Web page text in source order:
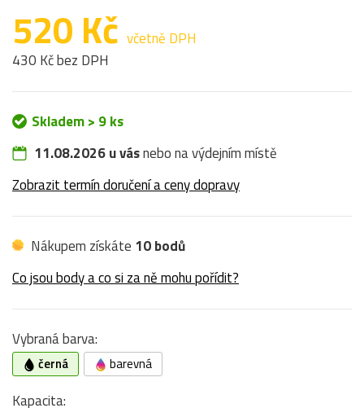
520 Kč včetně DPH
430 Kč bez DPH
Skladem > 9 ks
11.08.2026 u vásnebo na výdejním místě
Zobrazit termín doručení a ceny dopravy
Nákupem získáte 10 bodů
Co jsou body a co si za ně mohu pořídit?
Vybraná barva:
černá barevná
Kapacita: